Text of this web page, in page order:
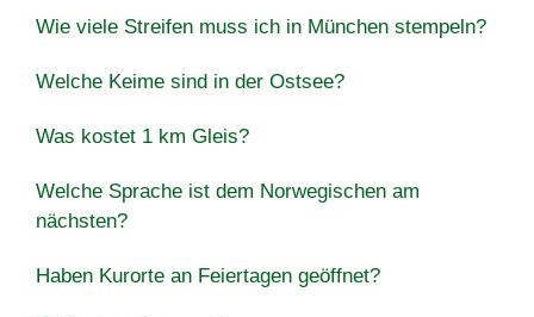
Wie viele Streifen muss ich in München stempeln?
Welche Keime sind in der Ostsee?
Was kostet 1 km Gleis?
Welche Sprache ist dem Norwegischen am
nächsten?
Haben Kurorte an Feiertagen geöffnet?